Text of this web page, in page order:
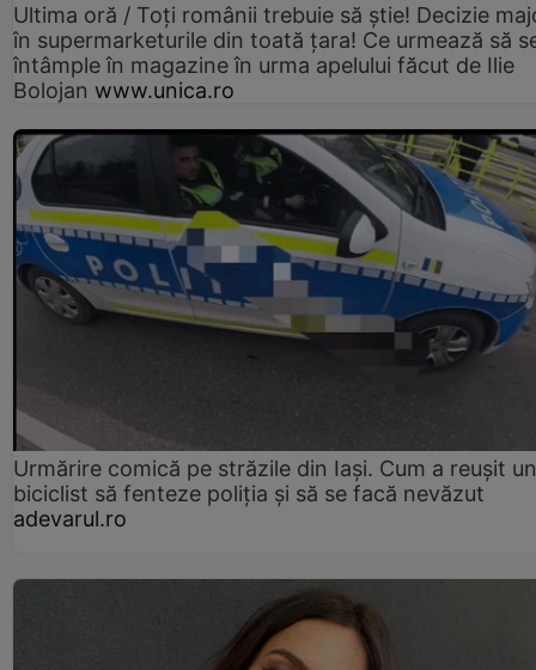
Ultima oră / Toți românii trebuie să știe! Decizie
în supermarketurile din toată țara! Ce urmează să
întâmple în magazine în urma apelului făcut de Ilie
Bolojan www.unica.ro
Urmărire comică pe străzile din Iași. Cum a reușit un
biciclist să fenteze poliția și să se facă nevăzut
adevarul.ro